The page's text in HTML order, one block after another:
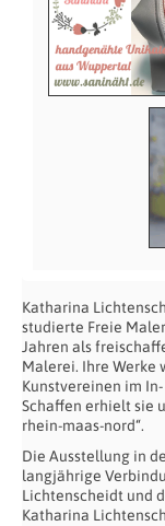
Katharina
studierte Freie
Jahren als
Malerei. Ihre Werke
Kunstvereinen im
Schaffen erhielt sie
rhein-maas-nord“.
Die Ausstellung in
langjährige
Lichtenscheidt und
Katharina